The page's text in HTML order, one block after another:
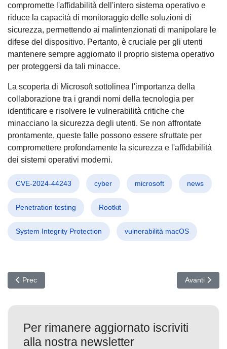
compromette l'affidabilità dell'intero sistema operativo e
riduce la capacità di monitoraggio delle soluzioni di
sicurezza, permettendo ai malintenzionati di manipolare le
difese del dispositivo. Pertanto, è cruciale per gli utenti
mantenere sempre aggiornato il proprio sistema operativo
per proteggersi da tali minacce.
La scoperta di Microsoft sottolinea l'importanza della
collaborazione tra i grandi nomi della tecnologia per
identificare e risolvere le vulnerabilità critiche che
minacciano la sicurezza degli utenti. Se non affrontate
prontamente, queste falle possono essere sfruttate per
compromettere profondamente la sicurezza e l'affidabilità
dei sistemi operativi moderni.
CVE-2024-44243 cyber microsoft news
Penetration testing Rootkit
System Integrity Protection vulnerabilità macOS
Articolo precedente: Cybercrime 2025: Attacchi a portata di click
Prec Articolo
Avanti
Per rimanere aggiornato iscriviti
alla nostra newsletter